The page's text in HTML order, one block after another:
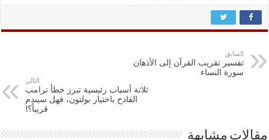
السابق
تفسير تقريب القرآن إلى الأذهان
سورة النساء
التالي
ثلاثة أسباب رئيسية تبرز خطأ ترامب
الفادح باختيار بولتون، فهل سيندم
قريباً؟!
مقالات مشابهة